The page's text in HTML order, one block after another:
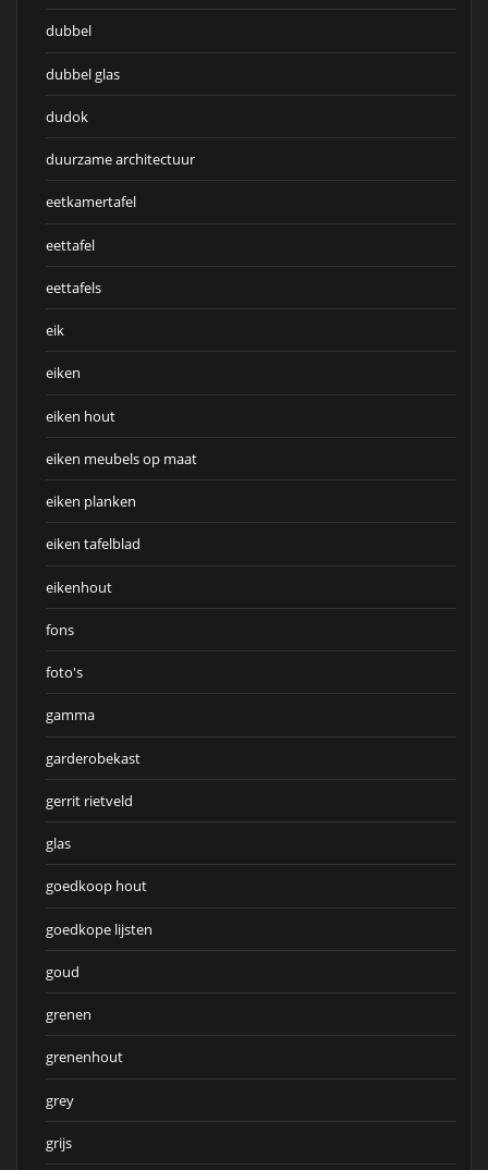
dubbel
dubbel glas
dudok
duurzame architectuur
eetkamertafel
eettafel
eettafels
eik
eiken
eiken hout
eiken meubels op maat
eiken planken
eiken tafelblad
eikenhout
fons
foto's
gamma
garderobekast
gerrit rietveld
glas
goedkoop hout
goedkope lijsten
goud
grenen
grenenhout
grey
grijs